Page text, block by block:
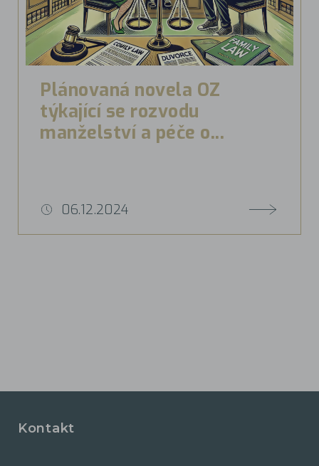
Plánovaná novela OZ
týkající se rozvodu
manželství a péče o...
06.12.2024
Kontakt